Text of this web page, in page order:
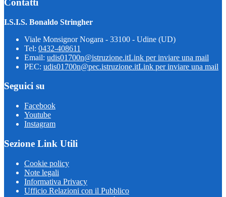
Contatti
I.S.I.S. Bonaldo Stringher
Viale Monsignor Nogara - 33100 - Udine (UD)
Tel: 0432-408611
Email: udis01700n@istruzione.itLink per inviare una mail
PEC: udis01700n@pec.istruzione.itLink per inviare una mail
Seguici su
Facebook
Youtube
Instagram
Sezione Link Utili
Cookie policy
Note legali
Informativa Privacy
Ufficio Relazioni con il Pubblico